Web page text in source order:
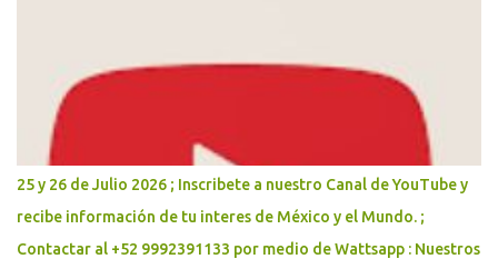
Laviada, en los que se consolidó un acuerdo metropolitano que,
con el respaldo de la Presidenta Claudia Sheinbaum Pardo, dará
paso al Plan Bienestar Metropolitano y a una agenda conjunta
para garantizar agua suficiente, vialidades seguras y mayor
protección para las familias. Con la participación de más de 600
vecinas, vecinos, e...
25 y 26 de Julio 2026 ; Inscribete a nuestro Canal de YouTube y
recibe información de tu interes de México y el Mundo. ;
Contactar al +52 9992391133 por medio de Wattsapp : Nuestros